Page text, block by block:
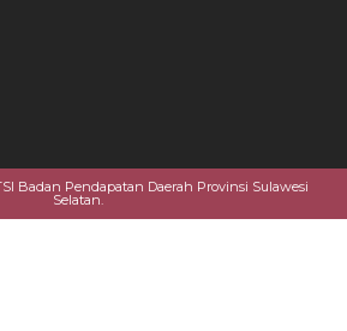
Badan Pendapatan Daerah Provinsi Sulawesi
Selatan.